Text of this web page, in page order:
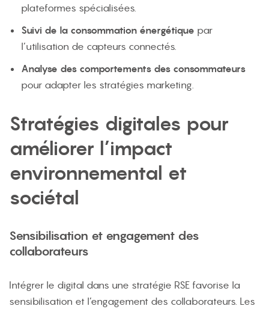
plateformes spécialisées.
Suivi de la consommation énergétique par
l’utilisation de capteurs connectés.
Analyse des comportements des consommateurs
pour adapter les stratégies marketing.
Stratégies digitales pour
améliorer l’impact
environnemental et
sociétal
Sensibilisation et engagement des
collaborateurs
Intégrer le digital dans une stratégie RSE favorise la
sensibilisation et l’engagement des collaborateurs. Les